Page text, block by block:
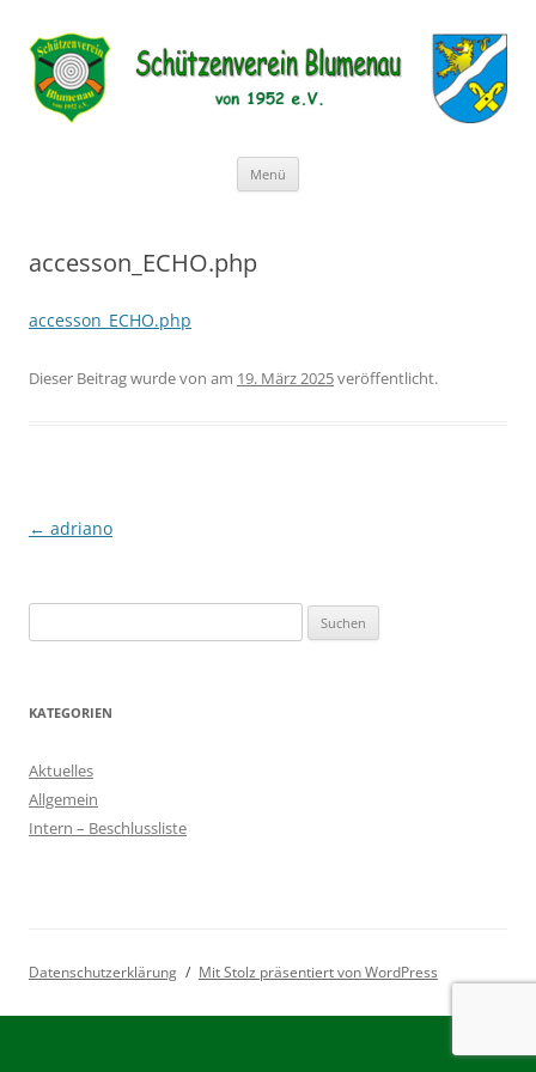
Schützenverein Blumenau von
1952 e.V.
Menü
accesson_ECHO.php
accesson_ECHO.php
Dieser Beitrag wurdevon am 19. März 2025veröffentlicht.
Beitragsnavigation
← adriano
nach:
KATEGORIEN
Aktuelles
Allgemein
Intern – Beschlussliste
Datenschutzerklärung Mit Stolz präsentiert von WordPress